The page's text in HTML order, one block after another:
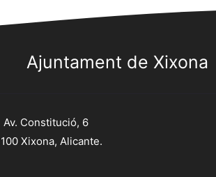
Ajuntament de Xixona
Av. Constitució, 6
Xixona, Alicante.